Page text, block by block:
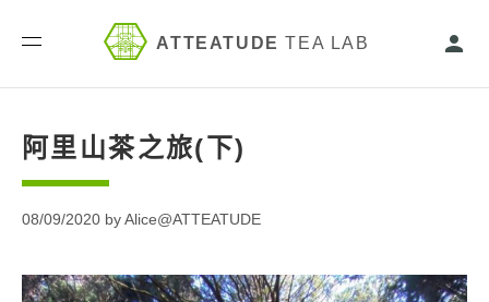
ATTEATUDE TEA LAB
阿里山茶之旅(下)
08/09/2020 by Alice@ATTEATUDE